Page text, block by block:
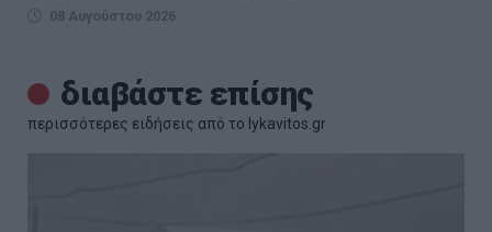
08 Αυγούστου 2026
διαβάστε επίσης
περισσότερες ειδήσεις από το lykavitos.gr